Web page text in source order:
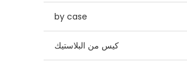
by case
كيس من البلاستيك